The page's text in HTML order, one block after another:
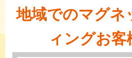
地域でのマグネ
ィングお客